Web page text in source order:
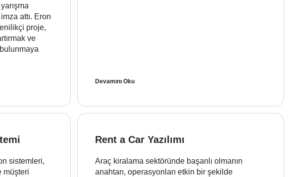
attı. Eron
proje,
ve
Devamını Oku
sistemleri,
müşteri
Rent a Car Yazılımı
Araç kiralama sektöründe başarılı olmanın
anahtarı, operasyonları etkin bir şekilde